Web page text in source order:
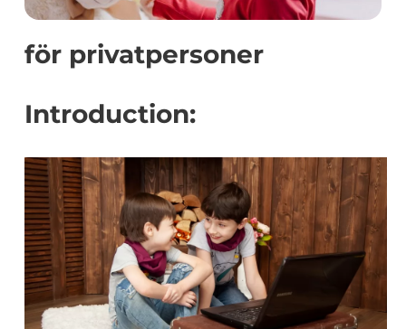
för privatpersoner
Introduction: